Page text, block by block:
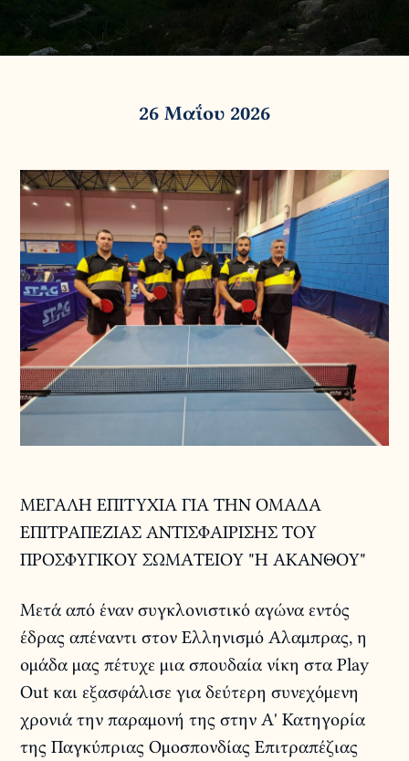
26 Μαΐου 2026
ΜΕΓΑΛΗ ΕΠΙΤΥΧΙΑ ΓΙΑ ΤΗΝ ΟΜΑΔΑ
ΕΠΙΤΡΑΠΕΖΙΑΣ ΑΝΤΙΣΦΑΙΡΙΣΗΣ ΤΟΥ
ΠΡΟΣΦΥΓΙΚΟΥ ΣΩΜΑΤΕΙΟΥ "Η ΑΚΑΝΘΟΥ"
Μετά από έναν συγκλονιστικό αγώνα εντός
έδρας απέναντι στον Ελληνισμό Αλαμπρας, η
ομάδα μας πέτυχε μια σπουδαία νίκη στα Play
Out και εξασφάλισε για δεύτερη συνεχόμενη
χρονιά την παραμονή της στην Α' Κατηγορία
της Παγκύπριας Ομοσπονδίας Επιτραπέζιας